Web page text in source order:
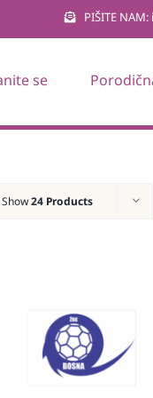
PIŠITE
se
Show24 Products